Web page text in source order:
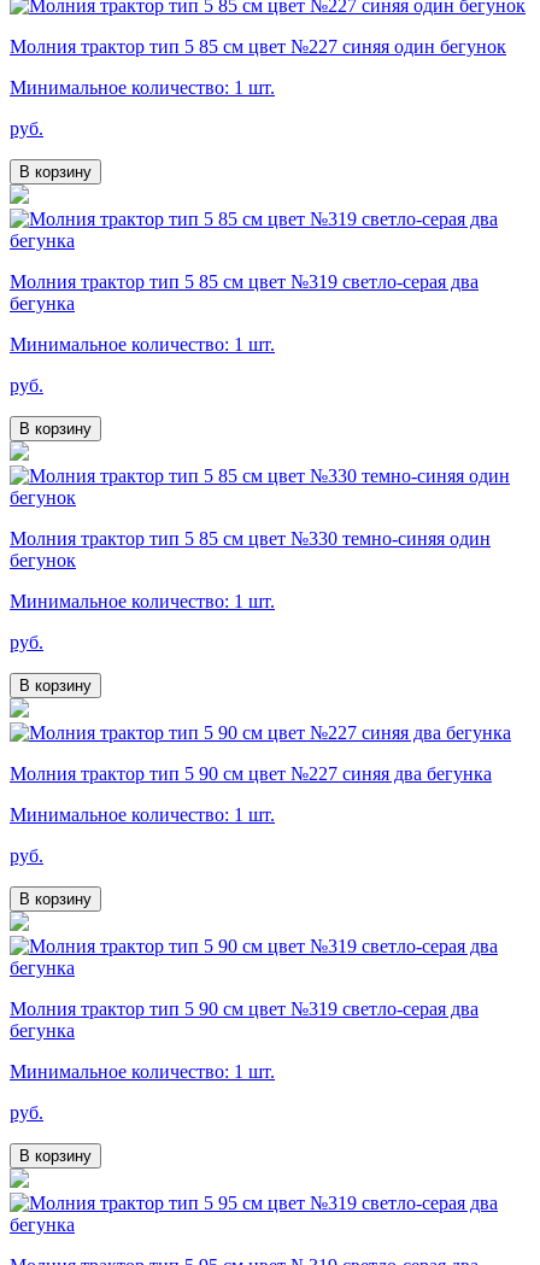
Молния трактор тип 5 85 см цвет №227 синяя один бегунок
Минимальное количество: 1 шт.
руб.
В корзину
Молния трактор тип 5 85 см цвет №319 светло-серая два
бегунка
Минимальное количество: 1 шт.
руб.
В корзину
Молния трактор тип 5 85 см цвет №330 темно-синяя один
бегунок
Минимальное количество: 1 шт.
руб.
В корзину
Молния трактор тип 5 90 см цвет №227 синяя два бегунка
Минимальное количество: 1 шт.
руб.
В корзину
Молния трактор тип 5 90 см цвет №319 светло-серая два
бегунка
Минимальное количество: 1 шт.
руб.
В корзину